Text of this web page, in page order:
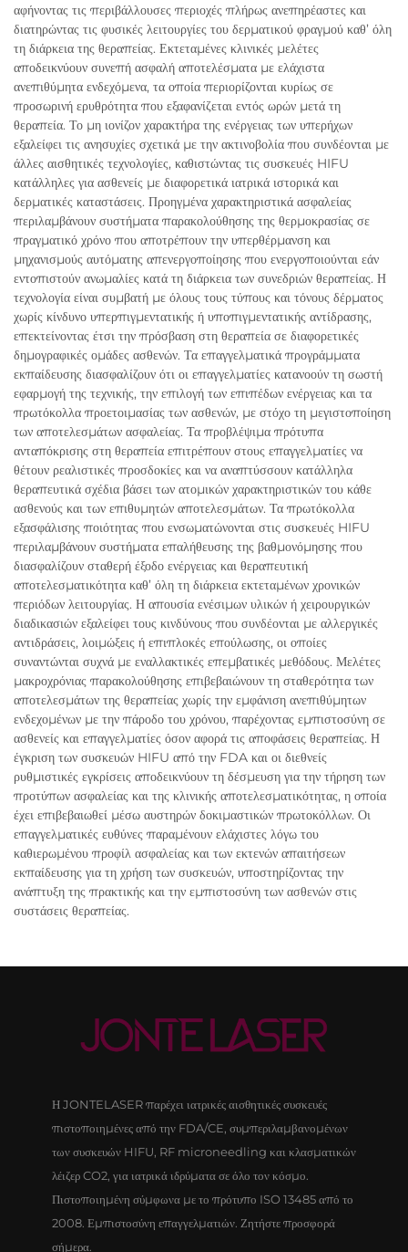
αφήνοντας τις περιβάλλουσες περιοχές πλήρως ανεπηρέαστες και
διατηρώντας τις φυσικές λειτουργίες του δερματικού φραγμού καθ’ όλη
τη διάρκεια της θεραπείας. Εκτεταμένες κλινικές μελέτες
αποδεικνύουν συνεπή ασφαλή αποτελέσματα με ελάχιστα
ανεπιθύμητα ενδεχόμενα, τα οποία περιορίζονται κυρίως σε
προσωρινή ερυθρότητα που εξαφανίζεται εντός ωρών μετά τη
θεραπεία. Το μη ιονίζον χαρακτήρα της ενέργειας των υπερήχων
εξαλείφει τις ανησυχίες σχετικά με την ακτινοβολία που συνδέονται με
άλλες αισθητικές τεχνολογίες, καθιστώντας τις συσκευές HIFU
κατάλληλες για ασθενείς με διαφορετικά ιατρικά ιστορικά και
δερματικές καταστάσεις. Προηγμένα χαρακτηριστικά ασφαλείας
περιλαμβάνουν συστήματα παρακολούθησης της θερμοκρασίας σε
πραγματικό χρόνο που αποτρέπουν την υπερθέρμανση και
μηχανισμούς αυτόματης απενεργοποίησης που ενεργοποιούνται εάν
εντοπιστούν ανωμαλίες κατά τη διάρκεια των συνεδριών θεραπείας. Η
τεχνολογία είναι συμβατή με όλους τους τύπους και τόνους δέρματος
χωρίς κίνδυνο υπερπιγμεντατικής ή υποπιγμεντατικής αντίδρασης,
επεκτείνοντας έτσι την πρόσβαση στη θεραπεία σε διαφορετικές
δημογραφικές ομάδες ασθενών. Τα επαγγελματικά προγράμματα
εκπαίδευσης διασφαλίζουν ότι οι επαγγελματίες κατανοούν τη σωστή
εφαρμογή της τεχνικής, την επιλογή των επιπέδων ενέργειας και τα
πρωτόκολλα προετοιμασίας των ασθενών, με στόχο τη μεγιστοποίηση
των αποτελεσμάτων ασφαλείας. Τα προβλέψιμα πρότυπα
ανταπόκρισης στη θεραπεία επιτρέπουν στους επαγγελματίες να
θέτουν ρεαλιστικές προσδοκίες και να αναπτύσσουν κατάλληλα
θεραπευτικά σχέδια βάσει των ατομικών χαρακτηριστικών του κάθε
ασθενούς και των επιθυμητών αποτελεσμάτων. Τα πρωτόκολλα
εξασφάλισης ποιότητας που ενσωματώνονται στις συσκευές HIFU
περιλαμβάνουν συστήματα επαλήθευσης της βαθμονόμησης που
διασφαλίζουν σταθερή έξοδο ενέργειας και θεραπευτική
αποτελεσματικότητα καθ’ όλη τη διάρκεια εκτεταμένων χρονικών
περιόδων λειτουργίας. Η απουσία ενέσιμων υλικών ή χειρουργικών
διαδικασιών εξαλείφει τους κινδύνους που συνδέονται με αλλεργικές
αντιδράσεις, λοιμώξεις ή επιπλοκές επούλωσης, οι οποίες
συναντώνται συχνά με εναλλακτικές επεμβατικές μεθόδους. Μελέτες
μακροχρόνιας παρακολούθησης επιβεβαιώνουν τη σταθερότητα των
αποτελεσμάτων της θεραπείας χωρίς την εμφάνιση ανεπιθύμητων
ενδεχομένων με την πάροδο του χρόνου, παρέχοντας εμπιστοσύνη σε
ασθενείς και επαγγελματίες όσον αφορά τις αποφάσεις θεραπείας. Η
έγκριση των συσκευών HIFU από την FDA και οι διεθνείς
ρυθμιστικές εγκρίσεις αποδεικνύουν τη δέσμευση για την τήρηση των
προτύπων ασφαλείας και της κλινικής αποτελεσματικότητας, η οποία
έχει επιβεβαιωθεί μέσω αυστηρών δοκιμαστικών πρωτοκόλλων. Οι
επαγγελματικές ευθύνες παραμένουν ελάχιστες λόγω του
καθιερωμένου προφίλ ασφαλείας και των εκτενών απαιτήσεων
εκπαίδευσης για τη χρήση των συσκευών, υποστηρίζοντας την
ανάπτυξη της πρακτικής και την εμπιστοσύνη των ασθενών στις
συστάσεις θεραπείας.
Η JONTELASER παρέχει ιατρικές αισθητικές συσκευές
πιστοποιημένες από την FDA/CE, συμπεριλαμβανομένων
των συσκευών HIFU, RF microneedling και κλασματικών
λέιζερ CO2, για ιατρικά ιδρύματα σε όλο τον κόσμο.
Πιστοποιημένη σύμφωνα με το πρότυπο ISO 13485 από το
2008. Εμπιστοσύνη επαγγελματιών. Ζητήστε προσφορά
σήμερα.